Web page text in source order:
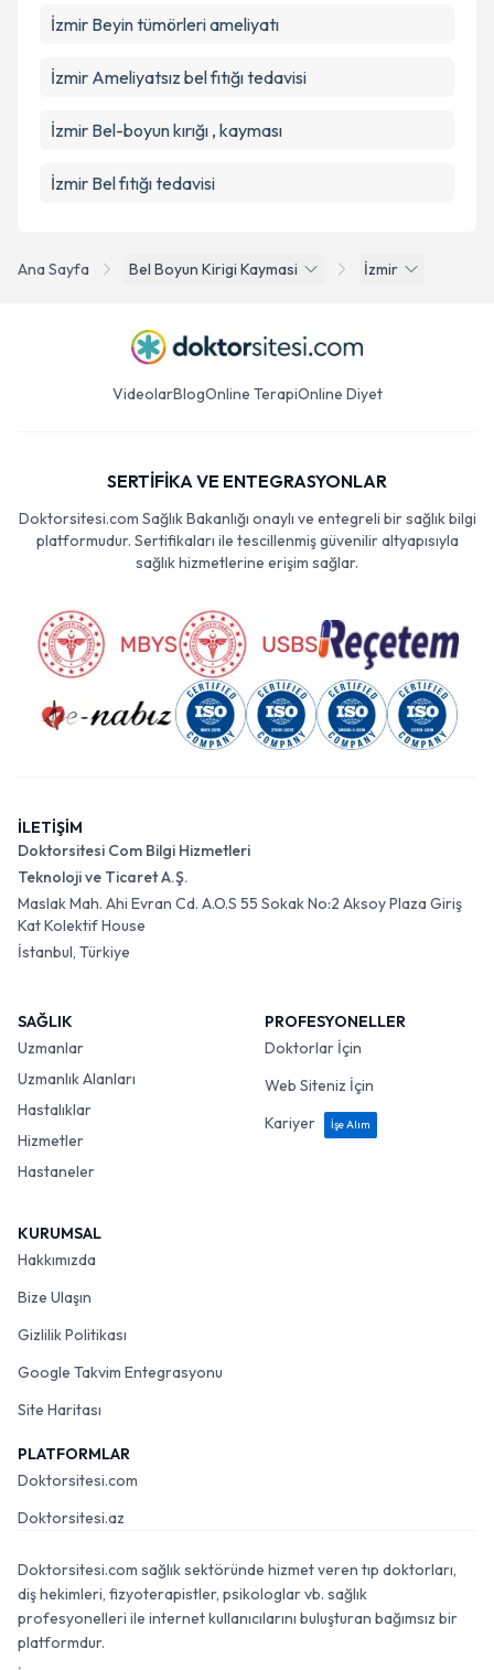
Ana Sayfa Bel Boyun Kirigi Kaymasi İzmir
İzmir Beyin tümörleri ameliyatı
İzmir Ameliyatsız bel fıtığı tedavisi
İzmir Bel-boyun kırığı , kayması
İzmir Bel fıtığı tedavisi
VideolarBlogOnline TerapiOnline Diyet
SERTİFİKA VE ENTEGRASYONLAR
Doktorsitesi.com Sağlık Bakanlığı onaylı ve entegreli bir sağlık bilgi
platformudur. Sertifikaları ile tescillenmiş güvenilir altyapısıyla
sağlık hizmetlerine erişim sağlar.
İLETİŞİM
Doktorsitesi Com Bilgi Hizmetleri
Teknoloji ve Ticaret A.Ş.
Maslak Mah. Ahi Evran Cd. A.O.S 55 Sokak No:2 Aksoy Plaza Giriş
Kat Kolektif House
İstanbul, Türkiye
SAĞLIK
Uzmanlar
Uzmanlık Alanları
Hastalıklar
Hizmetler
Hastaneler
PROFESYONELLER
Doktorlar İçin
Web Siteniz İçin
Kariyer
İşe Alım
KURUMSAL
Hakkımızda
Bize Ulaşın
Gizlilik Politikası
Google Takvim Entegrasyonu
Site Haritası
PLATFORMLAR
Doktorsitesi.com
Doktorsitesi.az
Doktorsitesi.com sağlık sektöründe hizmet veren tıp doktorları,
diş hekimleri, fizyoterapistler, psikologlar vb. sağlık
profesyonelleri ile internet kullanıcılarını buluşturan bağımsız bir
platformdur.